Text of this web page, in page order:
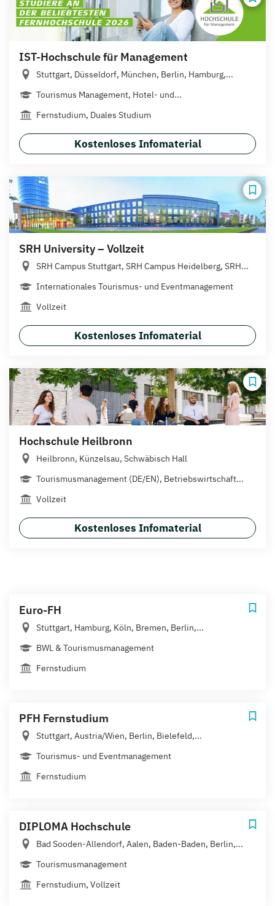
IST-Hochschule für Management
Stuttgart, Düsseldorf, München, Berlin, Hamburg,...
Tourismus Management, Hotel- und...
Fernstudium, Duales Studium
Kostenloses Infomaterial
SRH University – Vollzeit
SRH Campus Stuttgart, SRH Campus Heidelberg, SRH...
Internationales Tourismus- und Eventmanagement
Vollzeit
Kostenloses Infomaterial
Hochschule Heilbronn
Heilbronn, Künzelsau, Schwäbisch Hall
Tourismusmanagement (DE/EN), Betriebswirtschaft...
Vollzeit
Kostenloses Infomaterial
Euro-FH
Stuttgart, Hamburg, Köln, Bremen, Berlin,...
BWL & Tourismusmanagement
Fernstudium
PFH Fernstudium
Stuttgart, Austria/Wien, Berlin, Bielefeld,...
Tourismus- und Eventmanagement
Fernstudium
DIPLOMA Hochschule
Bad Sooden-Allendorf, Aalen, Baden-Baden, Berlin,...
Tourismusmanagement
Fernstudium, Vollzeit